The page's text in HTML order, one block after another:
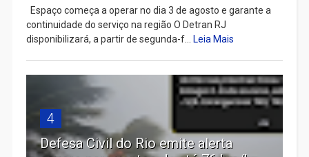
Espaço começa a operar no dia 3 de agosto e garante a
continuidade do serviço na região O Detran RJ
disponibilizará, a partir de segunda-f... Leia Mais
4
Defesa Civil do Rio emite alerta